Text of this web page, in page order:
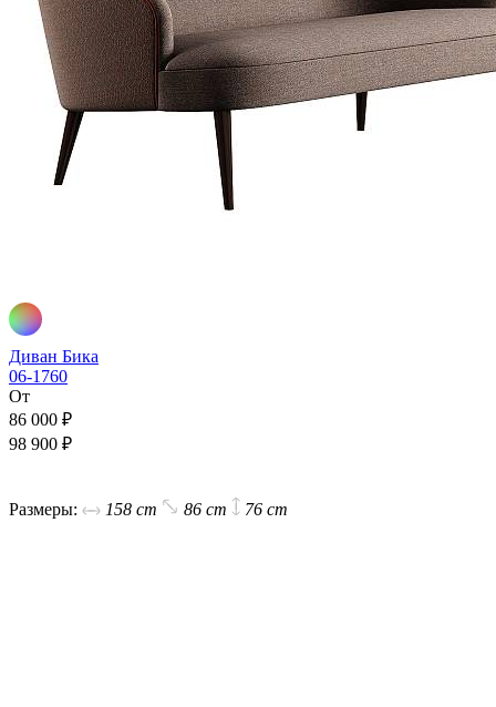
Диван Бика
06-1760
От
86 000 ₽
98 900 ₽
Размеры:
158 cm 86 cm 76 cm